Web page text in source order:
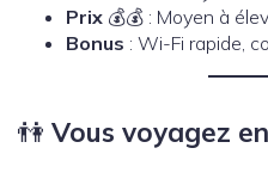
Prix 💰💰 : Moyen à
Bonus : Wi-Fi rapide,
👫 Vous voyagez